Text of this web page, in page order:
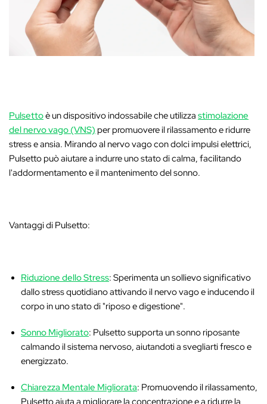
Pulsettoè un dispositivo indossabile che utilizzastimolazione
del nervo vago (VNS) per promuovere il rilassamento e ridurre
stress e ansia. Mirando al nervo vago con dolci impulsi elettrici,
Pulsetto può aiutare a indurre uno stato di calma, facilitando
l'addormentamento e il mantenimento del sonno.
Vantaggi di Pulsetto:
Riduzione dello Stress: Sperimenta un sollievo significativo
dallo stress quotidiano attivando il nervo vago e inducendo il
corpo in uno stato di "riposo e digestione".
Sonno Migliorato: Pulsetto supporta un sonno riposante
calmando il sistema nervoso, aiutandoti a svegliarti fresco e
energizzato.
Chiarezza Mentale Migliorata: Promuovendo il rilassamento,
Pulsetto aiuta a migliorare la concentrazione e a ridurre la